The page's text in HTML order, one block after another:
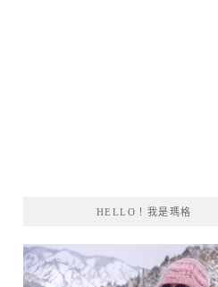
HELLO！我是瑪格